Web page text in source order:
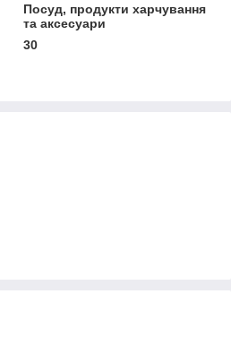
Посуд, продукти харчування
та аксесуари
30